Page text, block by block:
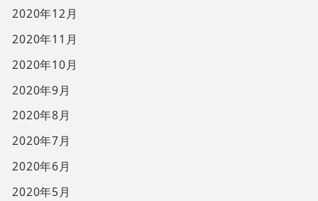
2020年12月
2020年11月
2020年10月
2020年9月
2020年8月
2020年7月
2020年6月
2020年5月